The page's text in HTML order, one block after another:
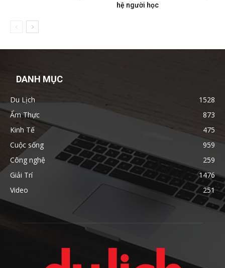
hệ người học
DANH MỤC
Du Lịch
1528
Ẩm Thực
873
Kinh Tế
475
Cuộc sống
959
Công nghệ
259
Giải Trí
1476
Video
251